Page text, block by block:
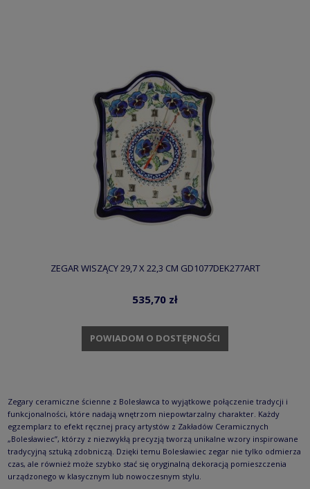
ZEGAR WISZĄCY 29,7 X 22,3 CM GD1077DEK277ART
535,70 zł
POWIADOM O DOSTĘPNOŚCI
Zegary ceramiczne ścienne z Bolesławca to wyjątkowe połączenie tradycji i
funkcjonalności, które nadają wnętrzom niepowtarzalny charakter. Każdy
egzemplarz to efekt ręcznej pracy artystów z Zakładów Ceramicznych
„Bolesławiec”, którzy z niezwykłą precyzją tworzą unikalne wzory inspirowane
tradycyjną sztuką zdobniczą. Dzięki temu Bolesławiec zegar nie tylko odmierza
czas, ale również może szybko stać się oryginalną dekoracją pomieszczenia
urządzonego w klasycznym lub nowoczesnym stylu.